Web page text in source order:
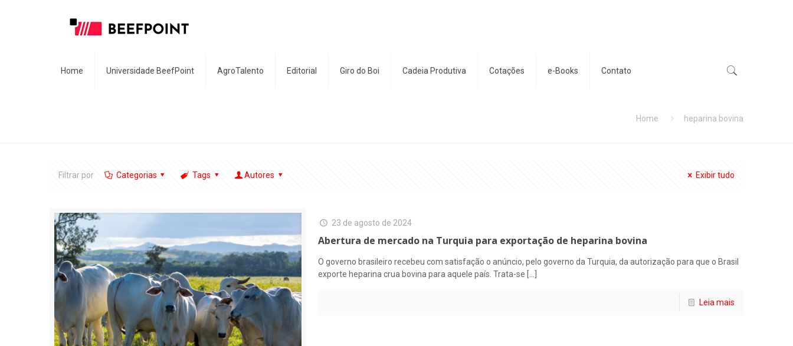
Home Universidade BeefPoint AgroTalento Editorial Giro do Boi Cadeia Produtiva Cotações e-Books Contato
Home heparina bovina
Filtrar por Categorias Tags Autores Exibir tudo
23 de agosto de 2024
Abertura de mercado na Turquia para exportação de heparina bovina
O governo brasileiro recebeu com satisfação o anúncio, pelo governo da Turquia, da autorização para que o Brasil
exporte heparina crua bovina para aquele país. Trata-se
Leia mais